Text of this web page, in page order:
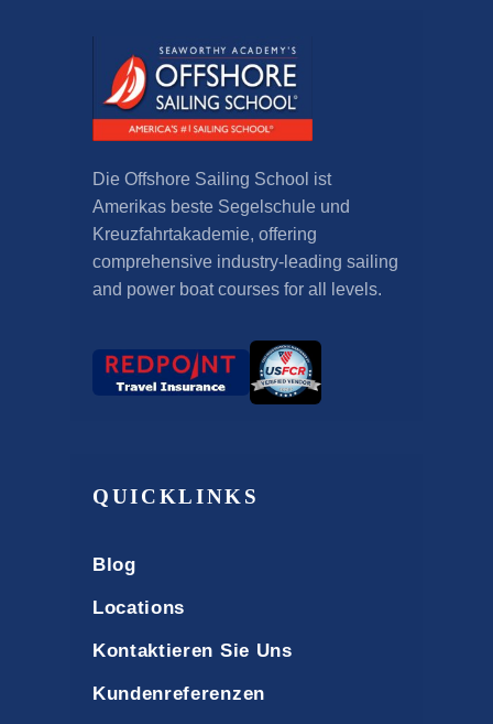
Die Offshore Sailing School ist
Amerikas beste Segelschule und
Kreuzfahrtakademie, offering
comprehensive industry-leading sailing
and power boat courses for all levels.
QUICKLINKS
Blog
Locations
Kontaktieren Sie Uns
Kundenreferenzen